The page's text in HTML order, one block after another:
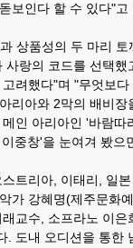
보인다 할 수 있다"고
상품성의 두 마리
사랑의 코드를 선택했
려했다"며 "무엇보다
리아와 2막의 배비장
인 아리아인 '바람따
중창'을 눈여겨 봤으
스트리아 이태리
일
가 강혜명(제주문화
교수
소프라노 이은
도내 오디션을 통한